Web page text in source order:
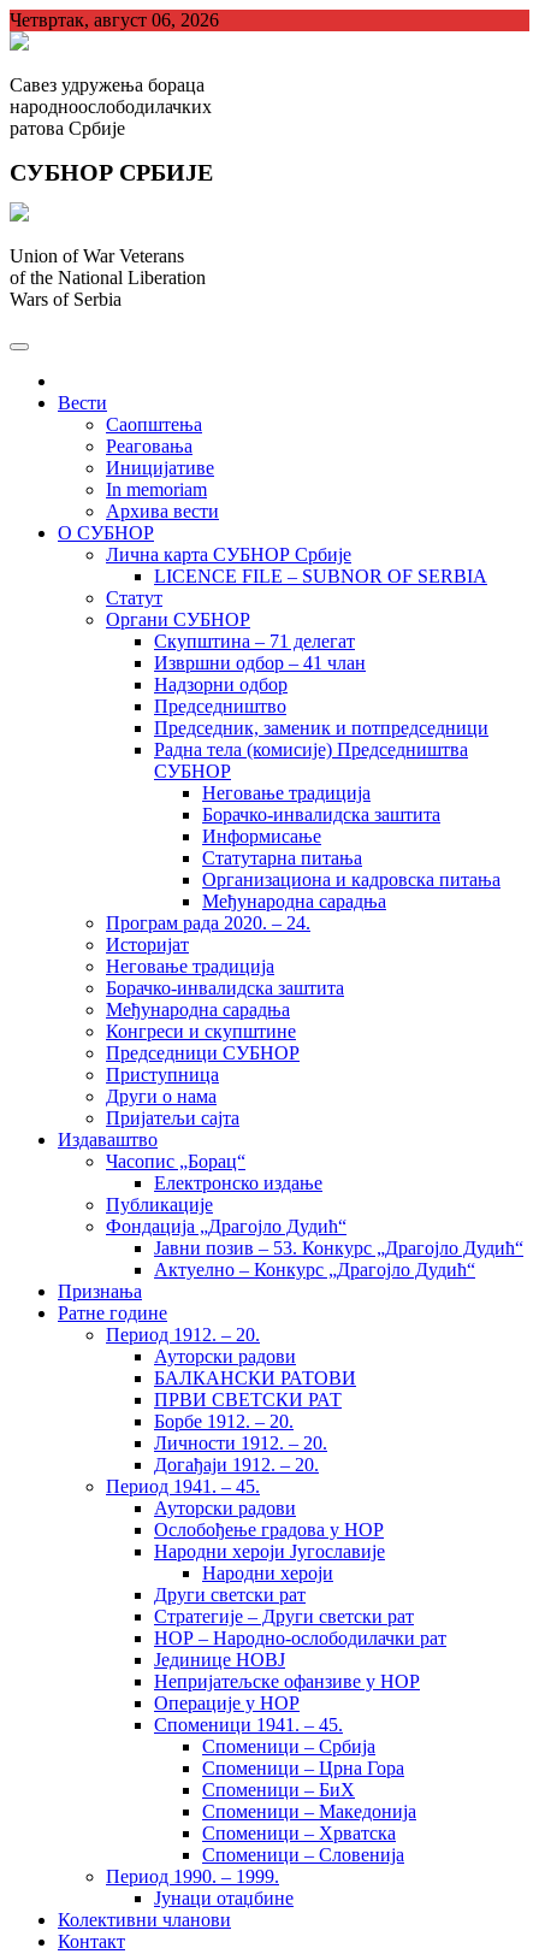
Skip
to
Четвртак, август 06, 2026
Савез удружења бораца
народноослободилачких
ратова Србије
СУБНОР СРБИЈЕ
Union of War Veterans
of the National Liberation
Wars of Serbia
Вести
Саопштења
Реаговања
Иницијативе
In memoriam
Архива вести
О СУБНОР
Лична карта СУБНОР Србије
LICENCE FILE – SUBNOR OF SERBIA
Статут
Органи СУБНОР
Скупштина – 71 делегат
Извршни одбор – 41 члан
Надзорни одбор
Председништво
Председник, заменик и потпредседници
Радна тела (комисије) Председништва
СУБНОР
Неговање традиција
Борачко-инвалидска заштита
Информисање
Статутарна питања
Организациона и кадровска питања
Међународна сарадња
Програм рада 2020. – 24.
Историјат
Неговање традиција
Борачко-инвалидска заштита
Међународна сарадња
Конгреси и скупштине
Председници СУБНОР
Приступница
Други о нама
Пријатељи сајта
Издаваштво
Часопис „Борац“
Електронско издање
Публикације
Фондација „Драгојло Дудић“
Јавни позив – 53. Конкурс „Драгојло Дудић“
Актуелно – Конкурс „Драгојло Дудић“
Признања
Ратне године
Период 1912. – 20.
Ауторски радови
БАЛКАНСКИ РАТОВИ
ПРВИ СВЕТСКИ РАТ
Борбе 1912. – 20.
Личности 1912. – 20.
Догађаји 1912. – 20.
Период 1941. – 45.
Ауторски радови
Ослобођење градова у НОР
Народни хероји Југославије
Народни хероји
Други светски рат
Стратегије – Други светски рат
НОР – Народно-ослободилачки рат
Јединице НОВЈ
Непријатељске офанзиве у НОР
Операције у НОР
Споменици 1941. – 45.
Споменици – Србија
Споменици – Црна Гора
Споменици – БиХ
Споменици – Македонија
Споменици – Хрватска
Споменици – Словенија
Период 1990. – 1999.
Јунаци отаџбине
Колективни чланови
Контакт